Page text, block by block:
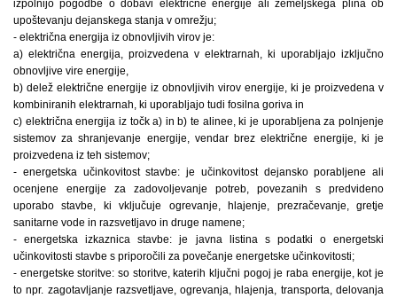
izpolnijo pogodbe o dobavi električne energije ali zemeljskega plina ob
upoštevanju dejanskega stanja v omrežju;
- električna energija iz obnovljivih virov je:
a) električna energija, proizvedena v elektrarnah, ki uporabljajo izključno
obnovljive vire energije,
b) delež električne energije iz obnovljivih virov energije, ki je proizvedena v
kombiniranih elektrarnah, ki uporabljajo tudi fosilna goriva in
c) električna energija iz točk a) in b) te alinee, ki je uporabljena za polnjenje
sistemov za shranjevanje energije, vendar brez električne energije, ki je
proizvedena iz teh sistemov;
- energetska učinkovitost stavbe: je učinkovitost dejansko porabljene ali
ocenjene energije za zadovoljevanje potreb, povezanih s predvideno
uporabo stavbe, ki vključuje ogrevanje, hlajenje, prezračevanje, gretje
sanitarne vode in razsvetljavo in druge namene;
- energetska izkaznica stavbe: je javna listina s podatki o energetski
učinkovitosti stavbe s priporočili za povečanje energetske učinkovitosti;
- energetske storitve: so storitve, katerih ključni pogoj je raba energije, kot je
to npr. zagotavljanje razsvetljave, ogrevanja, hlajenja, transporta, delovanja